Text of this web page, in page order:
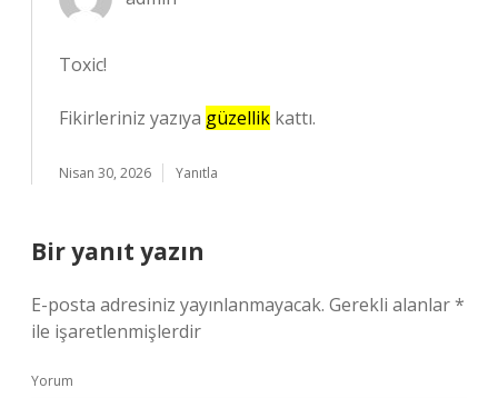
Toxic!
Fikirleriniz yazıya güzellik kattı.
Nisan 30, 2026 Yanıtla
Bir yanıt yazın
E-posta adresiniz yayınlanmayacak. Gerekli alanlar*
ile işaretlenmişlerdir
Yorum